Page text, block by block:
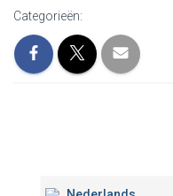
Categorieën: